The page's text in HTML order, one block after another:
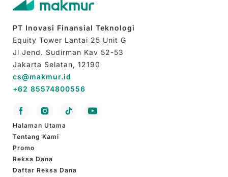
Keuangan Purbaya Yudhi […]
PT Inovasi Finansial Teknologi
Equity Tower Lantai 25 Unit G
Jl Jend. Sudirman Kav 52-53
Jakarta Selatan, 12190
cs@makmur.id
+62 85574800556
Halaman Utama
Tentang Kami
Promo
Reksa Dana
Daftar Reksa Dana